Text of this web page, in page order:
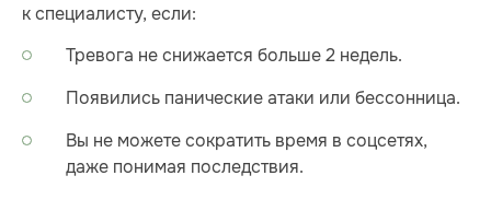
к специалисту, если:
Тревога не снижается больше 2 недель.
Появились панические атаки или бессонница.
Вы не можете сократить время в соцсетях,
даже понимая последствия.